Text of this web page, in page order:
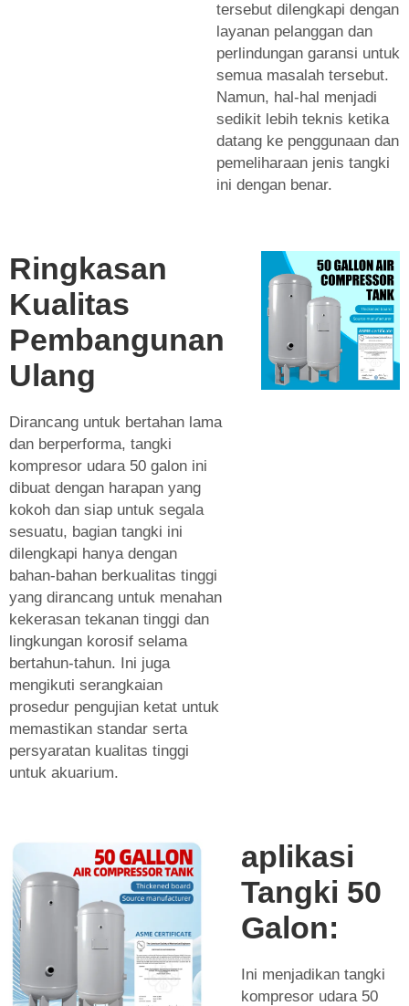
tersebut dilengkapi dengan
layanan pelanggan dan
perlindungan garansi untuk
semua masalah tersebut.
Namun, hal-hal menjadi
sedikit lebih teknis ketika
datang ke penggunaan dan
pemeliharaan jenis tangki
ini dengan benar.
Ringkasan
Kualitas
Pembangunan
Ulang
Dirancang untuk bertahan lama
dan berperforma, tangki
kompresor udara 50 galon ini
dibuat dengan harapan yang
kokoh dan siap untuk segala
sesuatu, bagian tangki ini
dilengkapi hanya dengan
bahan-bahan berkualitas tinggi
yang dirancang untuk menahan
kekerasan tekanan tinggi dan
lingkungan korosif selama
bertahun-tahun. Ini juga
mengikuti serangkaian
prosedur pengujian ketat untuk
memastikan standar serta
persyaratan kualitas tinggi
untuk akuarium.
aplikasi
Tangki 50
Galon:
Ini menjadikan tangki
kompresor udara 50